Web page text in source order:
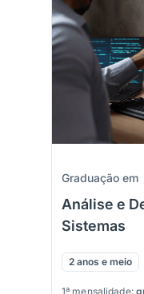
Graduação em
Análise e
Sistemas
2 anos e meio
1ª mensalidade: